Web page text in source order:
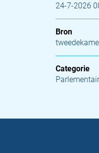
24-7-2026
Bron
Categorie